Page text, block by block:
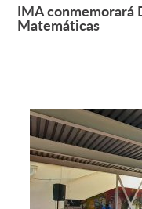
IMA conmemorará
Matemáticas